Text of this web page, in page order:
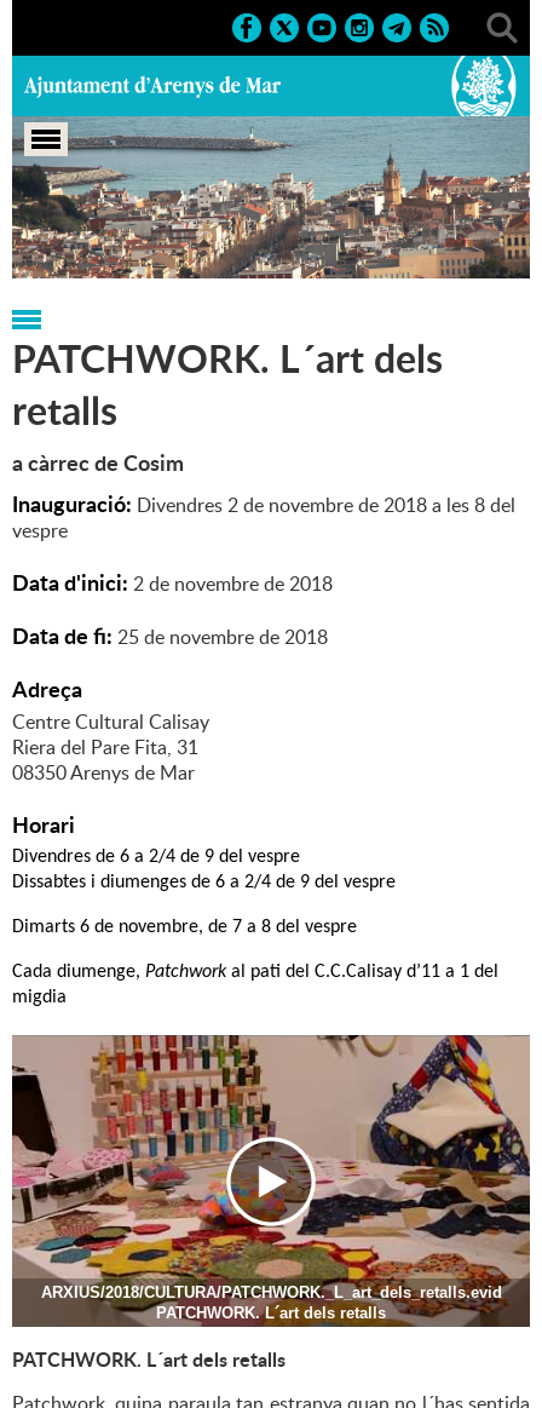
Portada > Regidories > Cultura > Exposicions > 2018
PATCHWORK. L´art dels
retalls
a càrrec de Cosim
Inauguració: Divendres 2 de novembre de 2018 a les 8 del
vespre
Data d'inici: 2de novembrede2018
Data de fi: 25de novembrede2018
Adreça
Centre Cultural Calisay
Riera del Pare Fita, 31
08350 Arenys de Mar
Horari
Divendres de 6 a 2/4 de 9 del vespre
Dissabtes i diumenges de 6 a 2/4 de 9 del vespre
Dimarts 6 de novembre, de 7 a 8 del vespre
Cada diumenge, Patchworkal pati del C.C.Calisay d’11 a 1 del
migdia
ARXIUS/2018/CULTURA/PATCHWORK._L_art_dels_retalls.evid
PATCHWORK. L´art dels retalls
PATCHWORK. L´art dels retalls